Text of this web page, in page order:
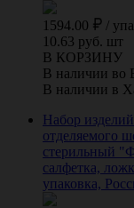
1594.00 /
10.63 руб. шт
В КОРЗИНУ
В наличии во
В наличии в
Набор
отделяемого
стерильный
салфетка,
упаковка,